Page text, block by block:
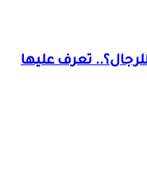
تعرف عليها